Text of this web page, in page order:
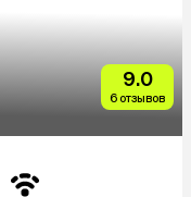
9.0
6 отзывов